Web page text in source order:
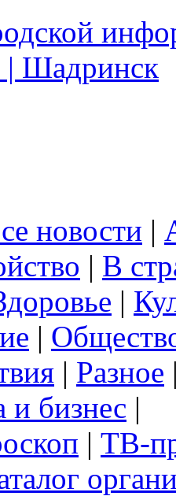
новости |
| В
|
|
| Разное
и бизнес |
| ТВ-